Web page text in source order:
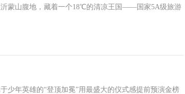
蒙山腹地，藏着一个18℃的清凉王国——国家5A级旅游
年英雄的“登顶加冕”用最盛大的仪式感提前预演金榜